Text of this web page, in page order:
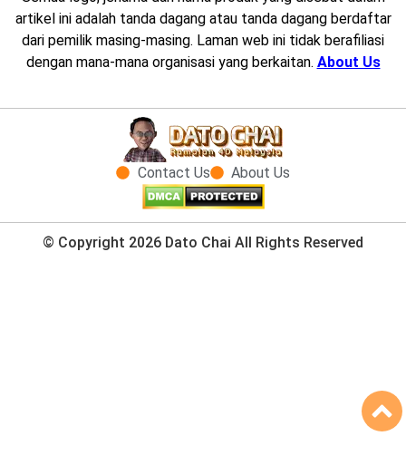
artikel ini adalah tanda dagang atau tanda dagang berdaftar
dari pemilik masing-masing. Laman web ini tidak berafiliasi
dengan mana-mana organisasi yang berkaitan. About Us
Contact Us About Us
© Copyright 2026 Dato Chai All Rights Reserved